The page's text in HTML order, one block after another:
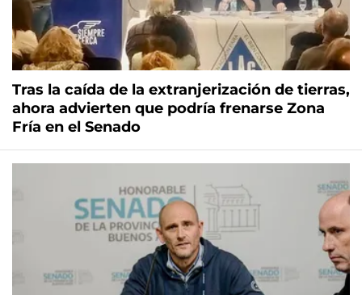
Tras la caída de la extranjerización de tierras,
ahora advierten que podría frenarse Zona
Fría en el Senado